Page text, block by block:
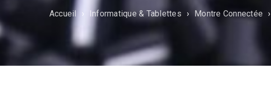
Accueil › Informatique & Tablettes › Montre Connectée ›